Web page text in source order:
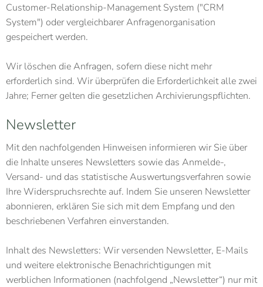
Customer-Relationship-Management System ("CRM
System") oder vergleichbarer Anfragenorganisation
gespeichert werden.
Wir löschen die Anfragen, sofern diese nicht mehr
erforderlich sind. Wir überprüfen die Erforderlichkeit alle zwei
Jahre; Ferner gelten die gesetzlichen Archivierungspflichten.
Newsletter
Mit den nachfolgenden Hinweisen informieren wir Sie über
die Inhalte unseres Newsletters sowie das Anmelde-,
Versand- und das statistische Auswertungsverfahren sowie
Ihre Widerspruchsrechte auf. Indem Sie unseren Newsletter
abonnieren, erklären Sie sich mit dem Empfang und den
beschriebenen Verfahren einverstanden.
Inhalt des Newsletters: Wir versenden Newsletter, E-Mails
und weitere elektronische Benachrichtigungen mit
werblichen Informationen (nachfolgend „Newsletter“) nur mit